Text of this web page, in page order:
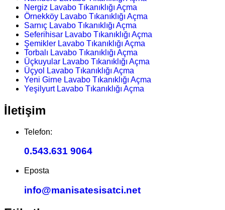
Nergiz Lavabo Tıkanıklığı Açma
Örnekköy Lavabo Tıkanıklığı Açma
Sarnıç Lavabo Tıkanıklığı Açma
Seferihisar Lavabo Tıkanıklığı Açma
Şemikler Lavabo Tıkanıklığı Açma
Torbalı Lavabo Tıkanıklığı Açma
Üçkuyular Lavabo Tıkanıklığı Açma
Üçyol Lavabo Tıkanıklığı Açma
Yeni Girne Lavabo Tıkanıklığı Açma
Yeşilyurt Lavabo Tıkanıklığı Açma
İletişim
Telefon:
0.543.631 9064
Eposta
info@manisatesisatci.net